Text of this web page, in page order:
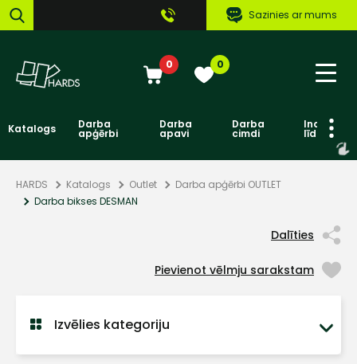
Sazinies ar mums
0 0
Katalogs Darba
apģērbi
Darba
apavi
Darba
cimdi līdzekļi
HARDS Katalogs Outlet
Darba apģērbi OUTLET
Darba bikses DESMAN
Dalīties
Pievienot vēlmju sarakstam
Izvēlies kategoriju